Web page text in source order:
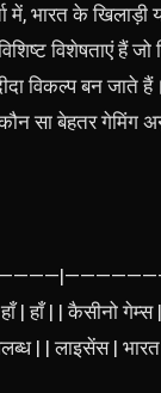
में, भारत के
विशेषताएं हैं जो
विकल्प बन जाते
सा बेहतर गेमिंग
|
| | कैसीनो गेम्स |
| | लाइसेंस |